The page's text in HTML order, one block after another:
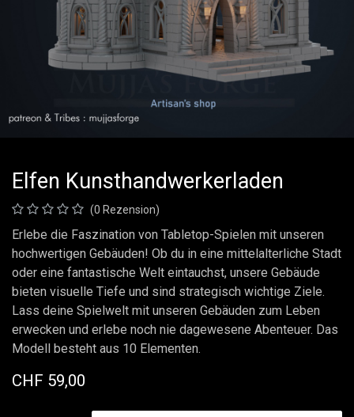
Elfen Kunsthandwerkerladen
(0 Rezension)
Erlebe die Faszination von Tabletop-Spielen mit unseren
hochwertigen Gebäuden! Ob du in eine mittelalterliche Stadt
oder eine fantastische Welt eintauchst, unsere Gebäude
bieten visuelle Tiefe und sind strategisch wichtige Ziele.
Lass deine Spielwelt mit unseren Gebäuden zum Leben
erwecken und erlebe noch nie dagewesene Abenteuer. Das
Modell besteht aus 10 Elementen.
CHF 59,00